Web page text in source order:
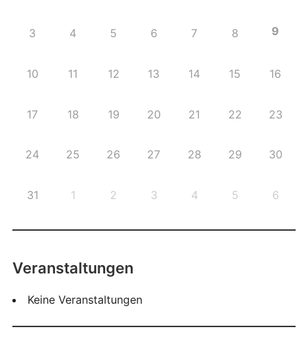
3 4 5 6 7 8 9
10 11 12 13 14 15 16
17 18 19 20 21 22 23
24 25 26 27 28 29 30
31 1 2 3 4 5 6
Veranstaltungen
Keine Veranstaltungen